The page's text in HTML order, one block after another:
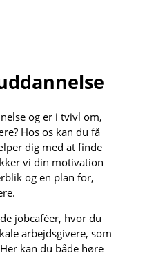
og er i tvivl om,
Hos os kan du få
dig med at finde
vi din motivation
og en plan for,
jobcaféer, hvor du
arbejdsgivere, som
kan du både høre